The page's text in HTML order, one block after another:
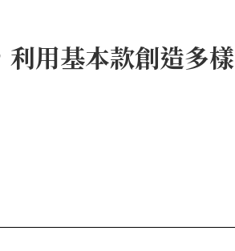
用基本款創造多樣